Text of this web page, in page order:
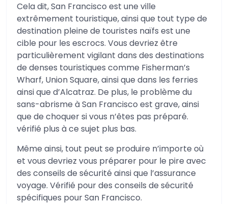
Cela dit, San Francisco est une ville
extrêmement touristique, ainsi que tout type de
destination pleine de touristes naïfs est une
cible pour les escrocs. Vous devriez être
particulièrement vigilant dans des destinations
de denses touristiques comme Fisherman’s
Wharf, Union Square, ainsi que dans les ferries
ainsi que d’Alcatraz. De plus, le problème du
sans-abrisme à San Francisco est grave, ainsi
que de choquer si vous n’êtes pas préparé.
vérifié plus à ce sujet plus bas.
Même ainsi, tout peut se produire n’importe où
et vous devriez vous préparer pour le pire avec
des conseils de sécurité ainsi que l’assurance
voyage. Vérifié pour des conseils de sécurité
spécifiques pour San Francisco.